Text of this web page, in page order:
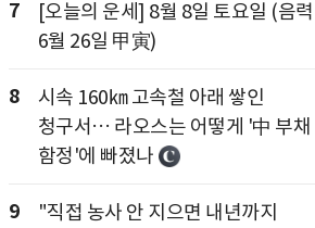
7
[오늘의 운세] 8월 8일 토요일 (음력
6월 26일 甲寅)
8
시속 160㎞ 고속철 아래 쌓인
청구서… 라오스는 어떻게 '中 부채
함정'에 빠졌나
9
"직접 농사 안 지으면 내년까지